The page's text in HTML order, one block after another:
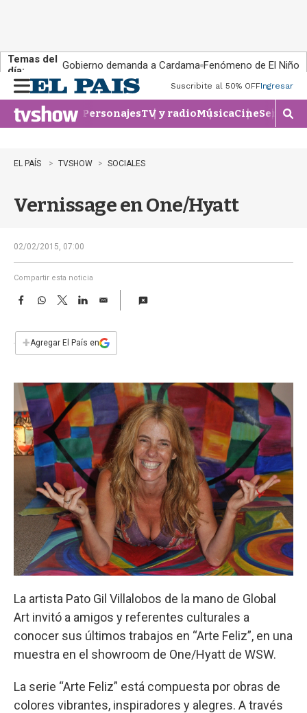
Temas del
día:
Gobierno demanda a Cardama Fenómeno de El Niño
n
u
Suscribite al 50% OFFIngresar
PersonajesTV y radioMúsicaCineSeries
M
o
EL PAÍS TVSHOW SOCIALES
Vernissage en One/Hyatt
02/02/2015, 07:00
Compartir esta noticia
F
e
b
k
W
s
p
T
w
t
L
n
E
i
l
+Agregar El País en
La artista Pato Gil Villalobos de la mano de Global
Art invitó a amigos y referentes culturales a
conocer sus últimos trabajos en “Arte Feliz”, en una
muestra en el showroom de One/Hyatt de WSW.
La serie “Arte Feliz” está compuesta por obras de
colores vibrantes, inspiradores y alegres. A través